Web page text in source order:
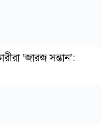
‘জারজ সন্তান’: